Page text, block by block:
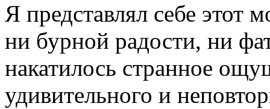
Я представлял себе этот
ни бурной радости, ни
накатилось странное
удивительного и